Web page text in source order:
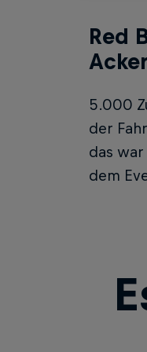
Red
5.000
der
das
dem